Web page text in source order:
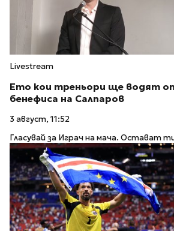
Livestream
Ето кои треньори ще водят
бенефиса на Салпаров
3 август, 11:52
Гласувай за Играч на мача. Остават